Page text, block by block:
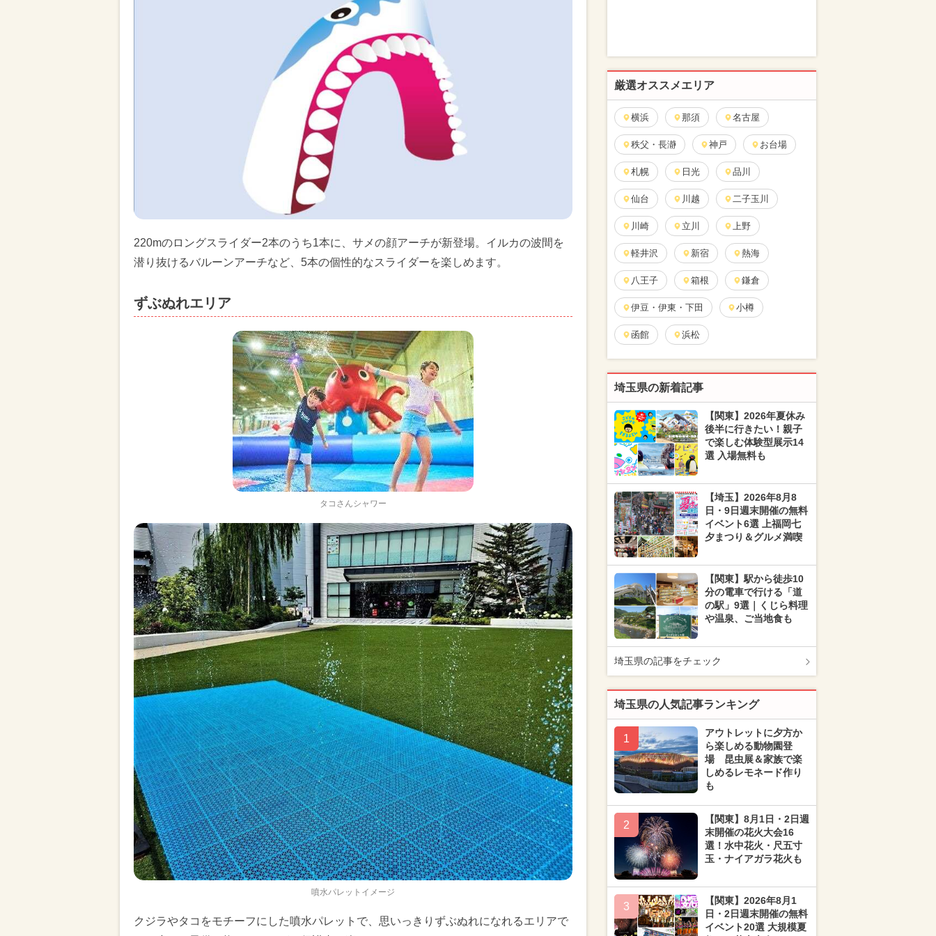
220mのロングスライダー2本のうち1本に、サメの顔アーチが新登場。イルカの波間を
潜り抜けるバルーンアーチなど、5本の個性的なスライダーを楽しめます。
ずぶぬれエリア
タコさんシャワー
噴水パレットイメージ
クジラやタコをモチーフにした噴水パレットで、思いっきりずぶぬれになれるエリアで
厳選オススメエリア
横浜 那須 名古屋
秩父・長瀞 神戸 お台場
札幌 日光 品川
仙台 川越 二子玉川
川崎 立川 上野
軽井沢 新宿 熱海
八王子 箱根 鎌倉
伊豆・伊東・下田 小樽
函館 浜松
埼玉県の新着記事
【関東】2026年夏休み
後半に行きたい！親子
で楽しむ体験型展示14
選 入場無料も
【埼玉】2026年8月8
日・9日週末開催の無料
イベント6選 上福岡七
夕まつり＆グルメ満喫
【関東】駅から徒歩10
分の電車で行ける「道
の駅」9選｜くじら料理
や温泉、ご当地食も
埼玉県の記事をチェック
埼玉県の人気記事ランキング
1
アウトレットに夕方か
ら楽しめる動物園登
場 昆虫展＆家族で楽
しめるレモネード作り
も
2
【関東】8月1日・2日週
末開催の花火大会16
選！水中花火・尺五寸
玉・ナイアガラ花火も
3
【関東】2026年8月1
日・2日週末開催の無料
イベント20選 大規模夏